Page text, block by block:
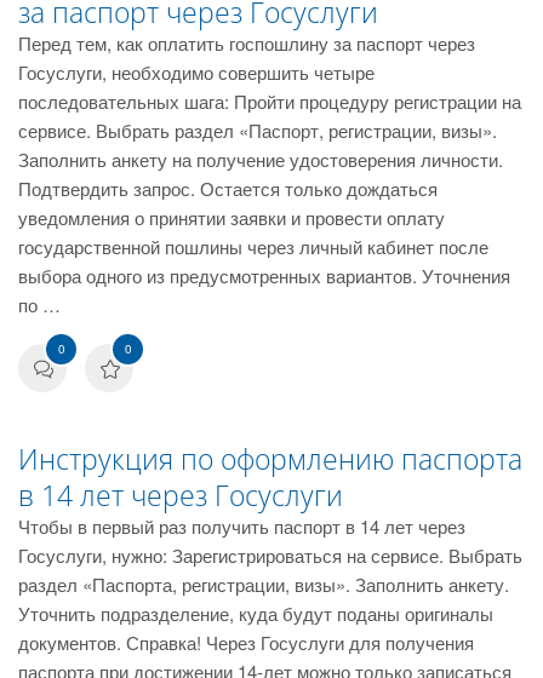
за паспорт через Госуслуги
Перед тем, как оплатить госпошлину за паспорт через
Госуслуги, необходимо совершить четыре
последовательных шага: Пройти процедуру регистрации на
сервисе. Выбрать раздел «Паспорт, регистрации, визы».
Заполнить анкету на получение удостоверения личности.
Подтвердить запрос. Остается только дождаться
уведомления о принятии заявки и провести оплату
государственной пошлины через личный кабинет после
выбора одного из предусмотренных вариантов. Уточнения
по …
0 0
Инструкция по оформлению паспорта
в 14 лет через Госуслуги
Чтобы в первый раз получить паспорт в 14 лет через
Госуслуги, нужно: Зарегистрироваться на сервисе. Выбрать
раздел «Паспорта, регистрации, визы». Заполнить анкету.
Уточнить подразделение, куда будут поданы оригиналы
документов. Справка! Через Госуслуги для получения
паспорта при достижении 14-лет можно только записаться